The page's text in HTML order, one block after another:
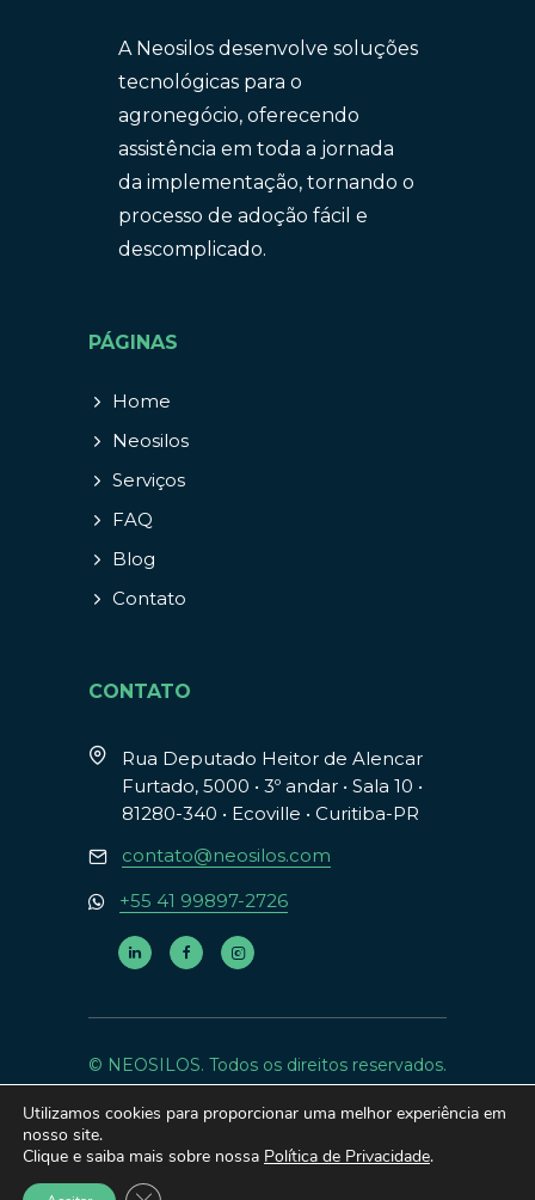
A Neosilos desenvolve soluções
tecnológicas para o
agronegócio, oferecendo
assistência em toda a jornada
da implementação, tornando o
processo de adoção fácil e
descomplicado.
PÁGINAS
Home
Neosilos
Serviços
FAQ
Blog
Contato
CONTATO
Rua Deputado Heitor de Alencar
Furtado, 5000 • 3º andar • Sala 10 •
81280-340 • Ecoville • Curitiba-PR
contato@neosilos.com
+55 41 99897-2726
© NEOSILOS. Todos os direitos reservados.
Utilizamos cookies para proporcionar uma melhor experiência em
nosso site.
Clique e saiba mais sobre nossa Política de Privacidade.